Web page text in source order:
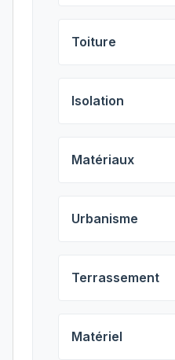
Toiture
Isolation
Matériaux
Urbanisme
Terrassement
Matériel